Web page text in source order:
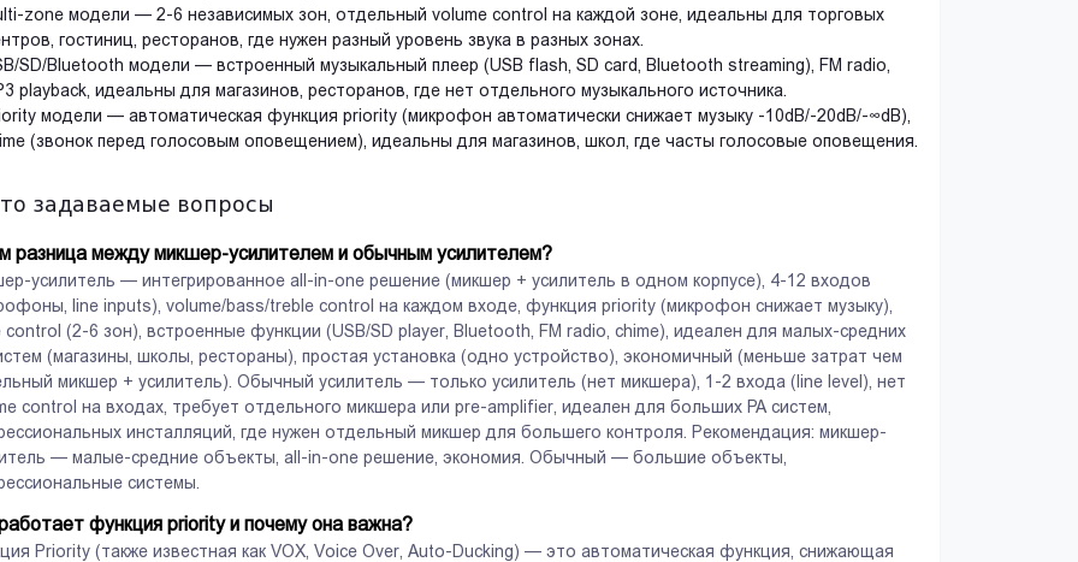
zone модели — 2-6 независимых зон, отдельный volume control на каждой зоне, идеальны для торговых
гостиниц, ресторанов, где нужен разный уровень звука в разных зонах.
SD/Bluetooth модели — встроенный музыкальный плеер (USB flash, SD card, Bluetooth streaming), FM radio,
playback, идеальны для магазинов, ресторанов, где нет отдельного музыкального источника.
модели — автоматическая функция priority (микрофон автоматически снижает музыку -10dB/-20dB/-∞dB),
(звонок перед голосовым оповещением), идеальны для магазинов, школ, где часты голосовые оповещения.
задаваемые вопросы
разница между микшер-усилителем и обычным усилителем?
усилитель — интегрированное all-in-one решение (микшер + усилитель в одном корпусе), 4-12 входов
line inputs), volume/bass/treble control на каждом входе, функция priority (микрофон снижает музыку),
control (2-6 зон), встроенные функции (USB/SD player, Bluetooth, FM radio, chime), идеален для малых-средних
(магазины, школы, рестораны), простая установка (одно устройство), экономичный (меньше затрат чем
микшер + усилитель). Обычный усилитель — только усилитель (нет микшера), 1-2 входа (line level), нет
control на входах, требует отдельного микшера или pre-amplifier, идеален для больших PA систем,
инсталляций, где нужен отдельный микшер для большего контроля. Рекомендация: микшер-
— малые-средние объекты, all-in-one решение, экономия. Обычный — большие объекты,
системы.
функция priority и почему она важна?
Priority (также известная как VOX, Voice Over, Auto-Ducking) — это автоматическая функция, снижающая